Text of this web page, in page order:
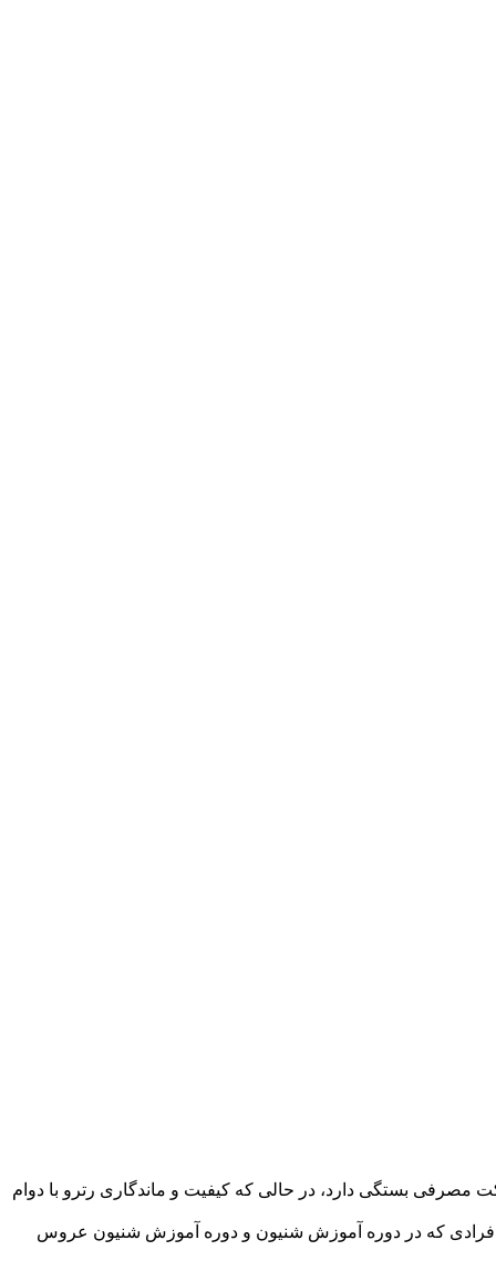
مصرفی بستگی دارد، در حالی که کیفیت و ماندگاری رترو با دوام
برای افرادی که در دوره آموزش شنیون و دوره آموزش شنیون عروس